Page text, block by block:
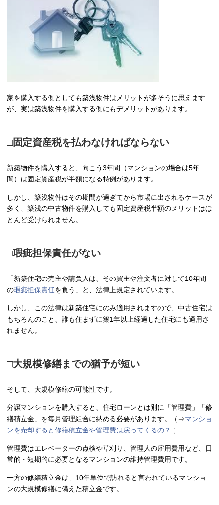
家を購入する側としても築浅物件はメリットが多そうに思えます
が、実は築浅物件を購入する側にもデメリットがあります。
□固定資産税を払わなければならない
新築物件を購入すると、向こう3年間（マンションの場合は5年
間）は固定資産税が半額になる特例があります。
しかし、築浅物件はその期間が過ぎてから市場に出されるケースが
多く、築浅の中古物件を購入しても固定資産税半額のメリットはほ
とんど受けられません。
□瑕疵担保責任がない
「新築住宅の売主や請負人は、その買主や注文者に対して10年間
の瑕疵担保責任を負う」と、法律上規定されています。
しかし、この法律は新築住宅にのみ適用されますので、中古住宅は
もちろんのこと、誰も住まずに築1年以上経過した住宅にも適用さ
れません。
□大規模修繕までの猶予が短い
そして、大規模修繕の可能性です。
分譲マンションを購入すると、住宅ローンとは別に「管理費」「修
繕積立金」を毎月管理組合に納める必要があります。（⇒マンショ
ンを売却すると修繕積立金や管理費は戻ってくるの？ ）
管理費はエレベーターの点検や草刈り、管理人の雇用費用など、日
常的・短期的に必要となるマンションの維持管理費用です。
一方の修繕積立金は、10年単位で訪れると言われているマンショ
ンの大規模修繕に備えた積立金です。